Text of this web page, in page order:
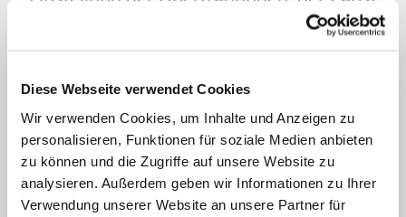
Diese Webseite verwendet Cookies
Wir verwenden Cookies, um Inhalte und Anzeigen zu
personalisieren, Funktionen für soziale Medien anbieten
zu können und die Zugriffe auf unsere Website zu
analysieren. Außerdem geben wir Informationen zu Ihrer
Verwendung unserer Website an unsere Partner für
hoffe, dass die katholischen Gläubigen
Herrn in den Sakramenten"
Sonntags- wie auch
Werktagsgottesdiensten teilnähmen.
(KNA)